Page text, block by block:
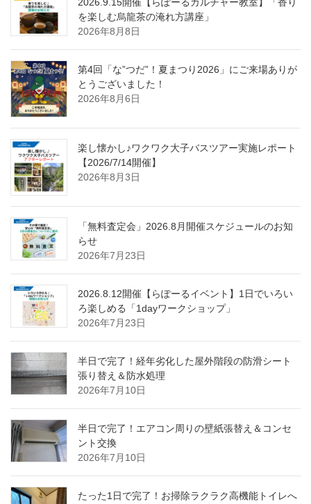
を楽しむ烏龍茶の淹れ方講座」
2026年8月8日
第4回「な”つだ”！夏まつり2026」にご来場ありが
とうございました！
2026年8月6日
楽し懐かし♪ワクワク大子バスツアー実施レポート
【2026/7/14開催】
2026年8月3日
「無料査定会」2026.8月開催スケジュールのお知
らせ
2026年7月23日
2026.8.12開催【らぽーるイベント】1日でいろい
ろ楽しめる「1dayワークショップ」
2026年7月23日
半日で完了！経年劣化した屋外階段の防滑シート
張り替え＆防水処理
2026年7月10日
半日で完了！エアコン周りの壁紙張替え＆コンセ
ント交換
2026年7月10日
たった1日で完了！お掃除ラクラク高機能トイレへ